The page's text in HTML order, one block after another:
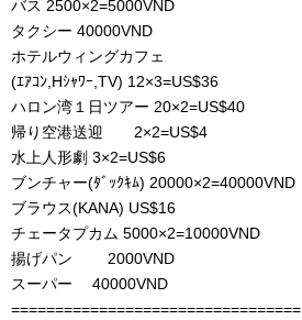
バス 2500×2=5000VND
タクシー 40000VND
ホテルウィングカフェ
(ｴｱｺﾝ,Hｼｬﾜｰ,TV) 12×3=US$36
ハロン湾１日ツアー 20×2=US$40
帰り空港送迎 2×2=US$4
水上人形劇 3×2=US$6
ブンチャー(ﾀﾞｯｸｷﾑ) 20000×2=40000VND
ブラウス(KANA) US$16
チェータプカム 5000×2=10000VND
揚げパン 2000VND
スーパー 40000VND
=================================